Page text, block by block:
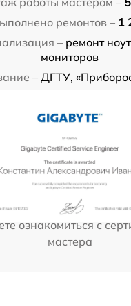
ремонтов – 1
– ремонт
мониторов
– ДГТУ,
ознакомиться с
мастера